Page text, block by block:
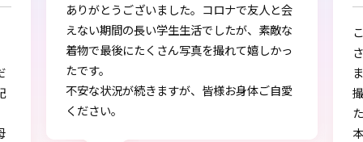
この度は、とても素敵な着物・袴をご提供下
さりありがとうございました。
また、早朝からの着付、ヘアアレンジ、写真
撮影もしていただき、ありがとうございまし
た。